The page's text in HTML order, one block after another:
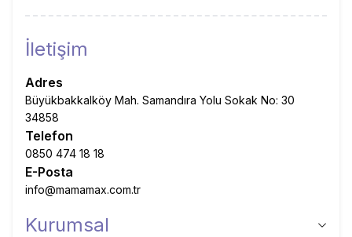
İletişim
Adres
Büyükbakkalköy Mah. Samandıra Yolu Sokak No: 30
34858
Telefon
0850 474 18 18
E-Posta
info@mamamax.com.tr
Kurumsal